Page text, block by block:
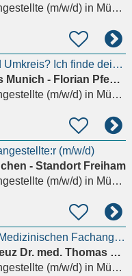
(m/w/d)in München, Allach
MFA in München und Umkreis? Ich finde deinen Traumjob!
HP Health Solutions Munich - Florian Pfender
(m/w/d)in München, Allach
(m/w/d)
- Standort Freiham
(m/w/d)in München
Ausbildung zur/zum Medizinischen Fachangestellten (MFA) (m/w/d)
HNO-Praxis Westkreuz Dr. med. Thomas Sikezsdy
(m/w/d)in München